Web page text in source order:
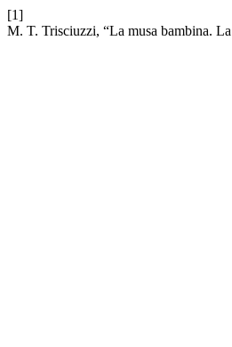
[1]
M. T. Trisciuzzi, “La musa bambina.